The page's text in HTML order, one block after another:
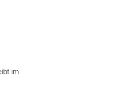
im